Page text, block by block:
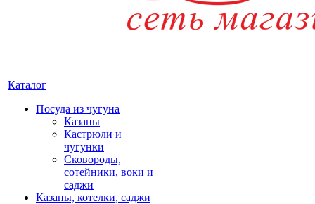
Каталог
Посуда из чугуна
Казаны
Кастрюли и
чугунки
Сковороды,
сотейники, воки и
саджи
Казаны, котелки, саджи